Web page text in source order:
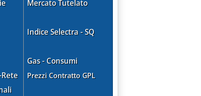
legalità'
Mercato Tutelato
Indice Selectra - SQ
Gas - Consumi
Prezzi Contratto GPL